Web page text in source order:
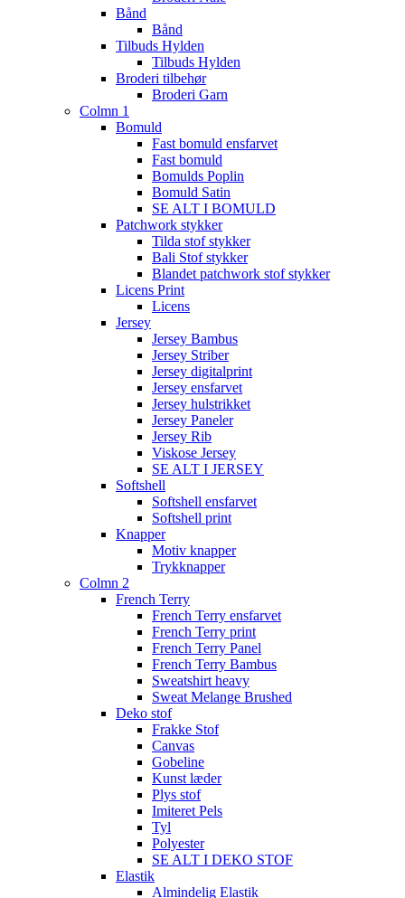
Bånd
Bånd
Tilbuds Hylden
Tilbuds Hylden
Broderi tilbehør
Broderi Garn
Colmn 1
Bomuld
Fast bomuld ensfarvet
Fast bomuld
Bomulds Poplin
Bomuld Satin
SE ALT I BOMULD
Patchwork stykker
Tilda stof stykker
Bali Stof stykker
Blandet patchwork stof stykker
Licens Print
Licens
Jersey
Jersey Bambus
Jersey Striber
Jersey digitalprint
Jersey ensfarvet
Jersey hulstrikket
Jersey Paneler
Jersey Rib
Viskose Jersey
SE ALT I JERSEY
Softshell
Softshell ensfarvet
Softshell print
Knapper
Motiv knapper
Trykknapper
Colmn 2
French Terry
French Terry ensfarvet
French Terry print
French Terry Panel
French Terry Bambus
Sweatshirt heavy
Sweat Melange Brushed
Deko stof
Frakke Stof
Canvas
Gobeline
Kunst læder
Plys stof
Imiteret Pels
Tyl
Polyester
SE ALT I DEKO STOF
Elastik
Almindelig Elastik